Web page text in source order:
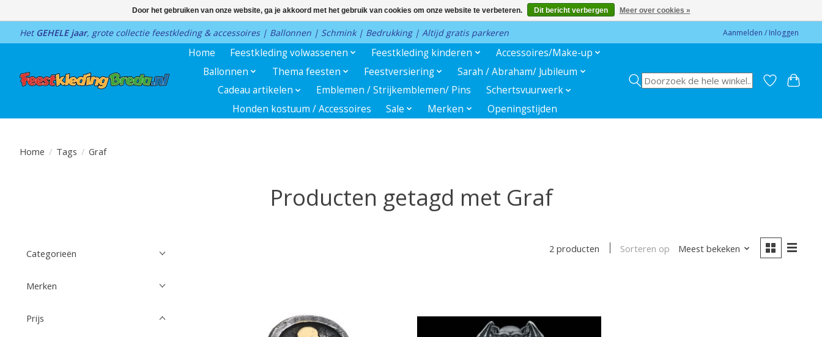
Het GEHELE jaar, grote collectie feestkleding & accessoires | Ballonnen | Schmink | Bedrukking | Altijd gratis parkeren Aanmelden / Inloggen
Home Feestkleding volwassenen Feestkleding kinderen
Accessoires/Make-up
Ballonnen
Thema feesten Feestversiering
Sarah / Abraham/ Jubileum
Cadeau artikelen
Emblemen / Strijkemblemen/ Pins
Schertsvuurwerk
Honden kostuum / Accessoires
Sale Merken Openingstijden
Home / Tags / Graf
Producten getagd met Graf
Categorieën
Merken
Prijs
2 producten Sorteren op Meest bekeken
Door het gebruiken van onze website, ga je akkoord met het gebruik van cookies om onze website te verbeteren. Dit bericht verbergen Meer over cookies »